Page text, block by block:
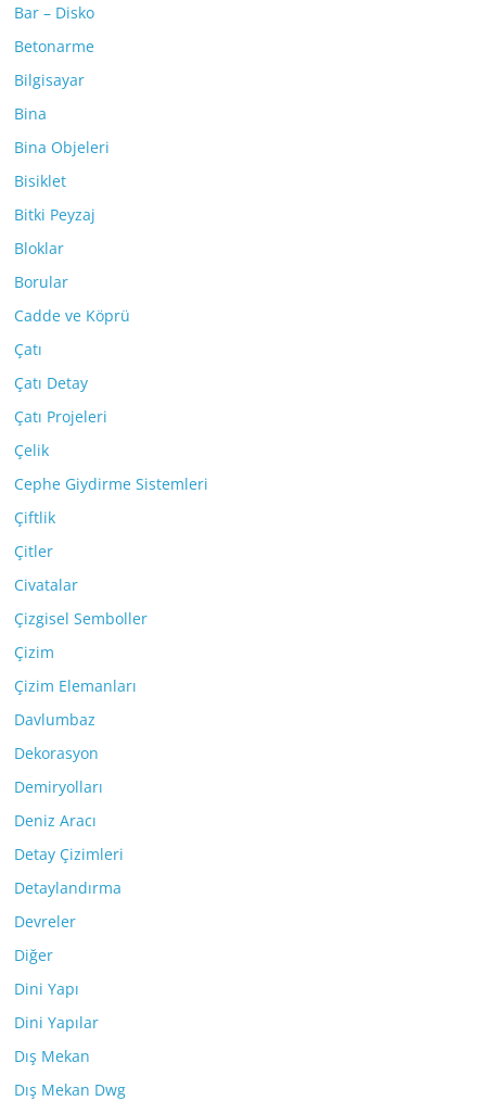
Bar – Disko
Betonarme
Bilgisayar
Bina
Bina Objeleri
Bisiklet
Bitki Peyzaj
Bloklar
Borular
Cadde ve Köprü
Çatı
Çatı Detay
Çatı Projeleri
Çelik
Cephe Giydirme Sistemleri
Çiftlik
Çitler
Civatalar
Çizgisel Semboller
Çizim
Çizim Elemanları
Davlumbaz
Dekorasyon
Demiryolları
Deniz Aracı
Detay Çizimleri
Detaylandırma
Devreler
Diğer
Dini Yapı
Dini Yapılar
Dış Mekan
Dış Mekan Dwg